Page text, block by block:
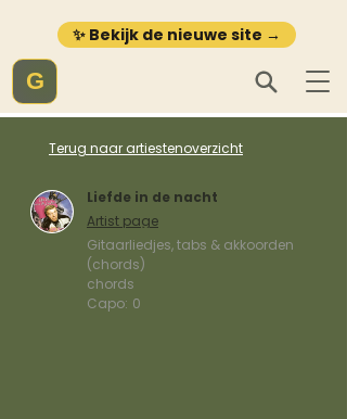
✨ Bekijk de nieuwe site →
G
Terug naar artiestenoverzicht
Liefde in de nacht
Artist page
Gitaarliedjes, tabs & akkoorden
(chords)
chords
Capo: 0